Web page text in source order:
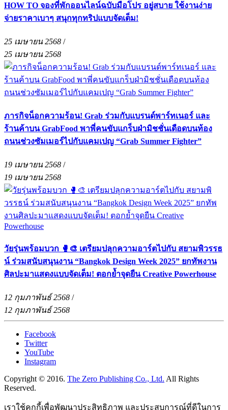
HOW TO จองที่พักออนไลน์ฉบับมือโปร อยู่สบาย ใช้งานง่าย
จ่ายราคาเบาๆ สนุกทุกทริปแบบจัดเต็ม!
25 เมษายน 2568 /
25 เมษายน 2568
ภารกิจน็อกความร้อน! Grab ร่วมกับแบรนด์พาร์ทเนอร์ และ
ร้านค้าบน GrabFood พาพี่คนขับแกร็บฝ่ามิชชั่นเดือดบนท้อง
ถนนช่วงซัมเมอร์ไปกับแคมเปญ “Grab Summer Fighter”
19 เมษายน 2568 /
19 เมษายน 2568
วัยรุ่นพร้อมบวก 🥊🎨 เตรียมปลุกความอาร์ตไปกับ สยามพิวรรธ
น์ ร่วมสนับสนุนงาน “Bangkok Design Week 2025” ยกทัพงาน
ศิลปะมาแสดงแบบจัดเต็ม! ตอกย้ำจุดยืน Creative Powerhouse
12 กุมภาพันธ์ 2568 /
12 กุมภาพันธ์ 2568
Facebook
Twitter
YouTube
Instagram
Copyright © 2016. The Zero Publishing Co., Ltd. All Rights
Reserved.
เราใช้คุกกี้เพื่อพัฒนาประสิทธิภาพ และประสบการณ์ที่ดีในการ